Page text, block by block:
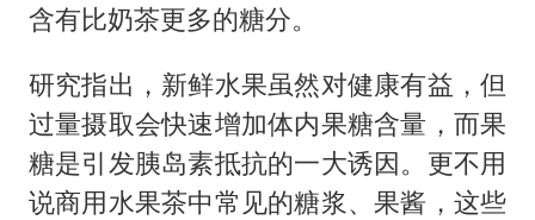
含有比奶茶更多的糖分。
研究指出，新鲜水果虽然对健康有益，但
过量摄取会快速增加体内果糖含量，而果
糖是引发胰岛素抵抗的一大诱因。更不用
说商用水果茶中常见的糖浆、果酱，这些